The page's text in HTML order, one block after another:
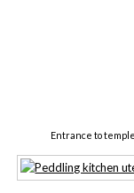
Entrance to